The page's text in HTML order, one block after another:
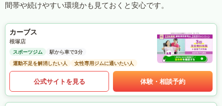
間帯や続けやすい環境かも見ておくと安心です。
カーブス
根塚店
スポーツジム
駅から車で3分
運動不足を解消したい人
女性専用ジムに通いたい人
公式サイトを見る 体験・相談予約